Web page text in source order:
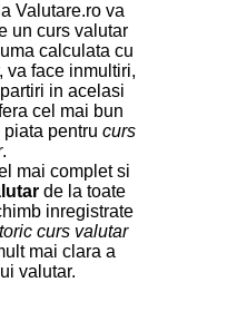
Valutare.ro va
un curs valutar
calculata cu
va face inmultiri,
in acelasi
cel mai bun
pentru curs
.
mai complet si
de la toate
inregistrate
curs valutar
mai clara a
valutar.